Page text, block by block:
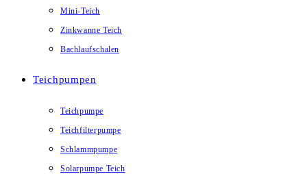
Mini-Teich
Zinkwanne Teich
Bachlaufschalen
Teichpumpen
Teichpumpe
Teichfilterpumpe
Schlammpumpe
Solarpumpe Teich